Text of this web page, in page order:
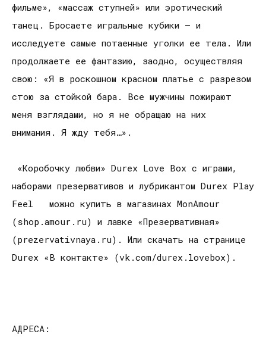
фильме», «массаж ступней» или эротический
танец. Бросаете игральные кубики – и
исследуете самые потаенные уголки ее тела. Или
продолжаете ее фантазию, заодно, осуществляя
свою: «Я в роскошном красном платье с разрезом
стою за стойкой бара. Все мужчины пожирают
меня взглядами, но я не обращаю на них
внимания. Я жду тебя…».
«Коробочку любви» Durex Love Box с играми,
наборами презервативов и лубрикантом Durex Play
Feel можно купить в магазинах MonAmour
(shop.amour.ru) и лавке «Презервативная»
(prezervativnaya.ru). Или скачать на странице
Durex «В контакте» (vk.com/durex.lovebox).
АДРЕСА: